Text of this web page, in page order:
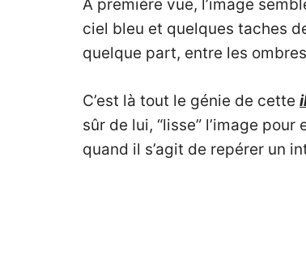
À première vue, l’image
ciel bleu et quelques taches
quelque part, entre les
C’est là tout le génie de cette
sûr de lui, “lisse” l’image
quand il s’agit de repérer un